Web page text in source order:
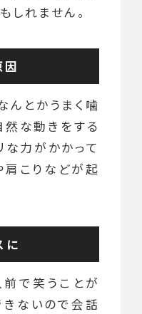
しれません。
因
んとかうまく噛
然な動きをする
な力がかかって
肩こりなどが起
に
で笑うことが
きないので会話